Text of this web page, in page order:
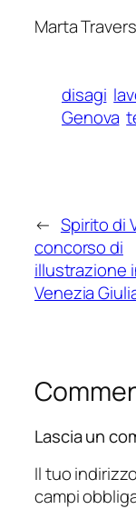
Marta
disagi
Genova
← Spirito di
concorso di
illustrazione
Venezia
Lascia un
Il tuo
campi